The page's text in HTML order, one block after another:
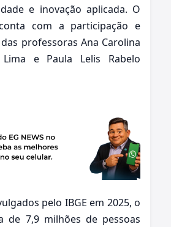
e inovação aplicada. O
com a participação e
professoras Ana Carolina
e Paula Lelis Rabelo
pelo IBGE em 2025, o
de 7,9 milhões de pessoas